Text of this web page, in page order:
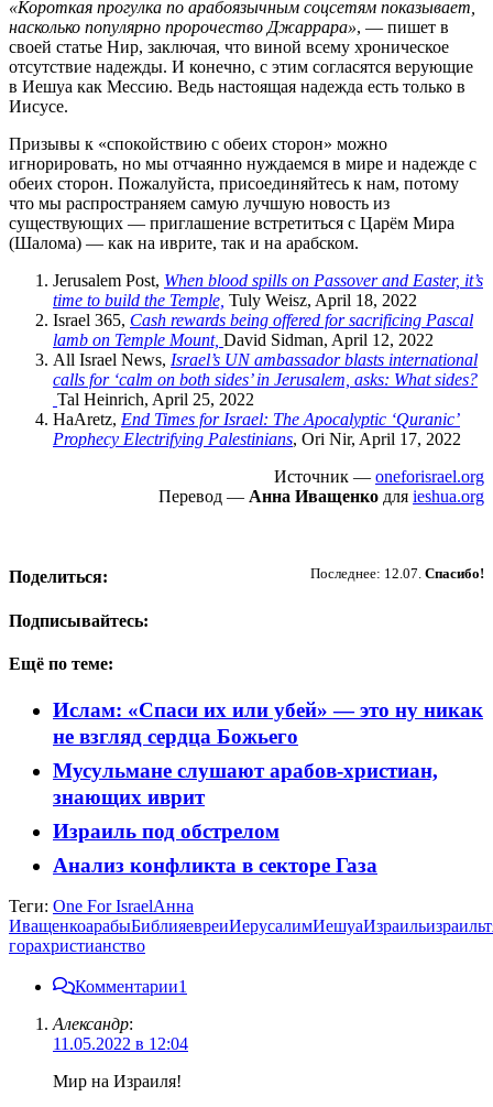
«Короткая прогулка по арабоязычным соцсетям показывает,
насколько популярно пророчество Джаррара», — пишет в
своей статье Нир, заключая, что виной всему хроническое
отсутствие надежды. И конечно, с этим согласятся верующие
в Иешуа как Мессию. Ведь настоящая надежда есть только в
Иисусе.
Призывы к «спокойствию с обеих сторон» можно
игнорировать, но мы отчаянно нуждаемся в мире и надежде с
обеих сторон. Пожалуйста, присоединяйтесь к нам, потому
что мы распространяем самую лучшую новость из
существующих — приглашение встретиться с Царём Мира
(Шалома) — как на иврите, так и на арабском.
Jerusalem Post, When blood spills on Passover and Easter, it’s
time to build the Temple, Tuly Weisz, April 18, 2022
Israel 365, Cash rewards being offered for sacrificing Pascal
lamb on Temple Mount, David Sidman, April 12, 2022
All Israel News, Israel’s UN ambassador blasts international
calls for ‘calm on both sides’ in Jerusalem, asks: What sides?
Tal Heinrich, April 25, 2022
HaAretz, End Times for Israel: The Apocalyptic ‘Quranic’
Prophecy Electrifying Palestinians, Ori Nir, April 17, 2022
Источник — oneforisrael.org
Перевод — Анна Иващенко для ieshua.org
Последнее: 12.07. Спасибо!
Поделиться:
Подписывайтесь:
Ещё по теме:
Ислам: «Спаси их или убей» — это ну никак
не взгляд сердца Божьего
Мусульмане слушают арабов-христиан,
знающих иврит
Израиль под обстрелом
Анализ конфликта в секторе Газа
Теги: One For IsraelАнна
ИващенкоарабыБиблияевреиИерусалимИешуаИзраиль
горахристианство
Комментарии1
Александр:
11.05.2022 в 12:04
Мир на Израиля!